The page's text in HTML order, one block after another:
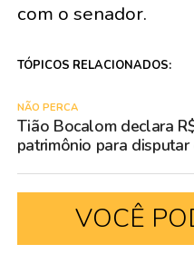
com o senador.
TÓPICOS RELACIONADOS:
NÃO PERCA
Tião Bocalom declara
patrimônio para
VOCÊ